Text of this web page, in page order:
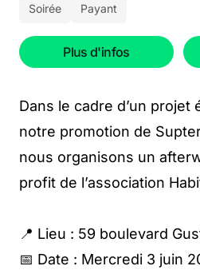
Soirée Payant
Plus d'infos
Dans le cadre d’un projet
notre promotion de
nous organisons un
profit de l’association
📍 Lieu : 59 boulevard
📅 Date : Mercredi 3 juin